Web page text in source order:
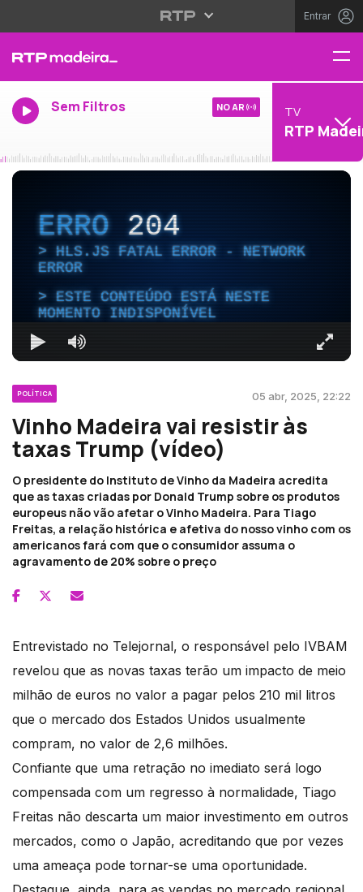
Entrar
Sem Filtros NO AR TV
RTP
ERRO204
HLS.JS FATAL ERROR - NETWORK
ERROR
ESTE CONTEÚDO ESTÁ NESTE
MOMENTO INDISPONÍVEL
POLÍTICA 05 abr, 2025, 22:22
Vinho Madeira vai resistir às
taxas Trump (vídeo)
O presidente do Instituto de Vinho da Madeira acredita
que as taxas criadas por Donald Trump sobre os produtos
europeus não vão afetar o Vinho Madeira. Para Tiago
Freitas, a relação histórica e afetiva do nosso vinho com os
americanos fará com que o consumidor assuma o
agravamento de 20% sobre o preço
Entrevistado no Telejornal, o responsável pelo IVBAM
revelou que as novas taxas terão um impacto de meio
milhão de euros no valor a pagar pelos 210 mil litros
que o mercado dos Estados Unidos usualmente
compram, no valor de 2,6 milhões.
Confiante que uma retração no imediato será logo
compensada com um regresso à normalidade, Tiago
Freitas não descarta um maior investimento em outros
mercados, como o Japão, acreditando que por vezes
uma ameaça pode tornar-se uma oportunidade.